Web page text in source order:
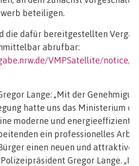
beteiligen.
die dafür bereitgestellten
abrufbar:
VMPSatellite/notice/
Lange: „Mit der
hatte uns das Ministerium
moderne und
ein professionelles
einen neuen und
Gregor Lange.